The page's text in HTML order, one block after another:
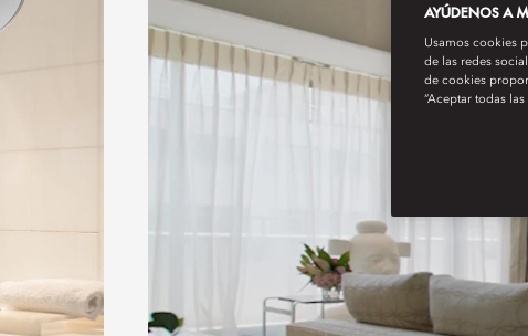
AYÚDENOS A
Usamos cookies
de las redes
de cookies
“Aceptar todas